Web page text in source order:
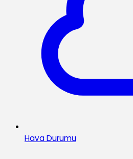
Hava Durumu